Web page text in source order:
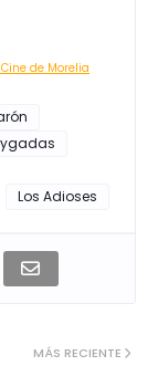
de Morelia
Los Adioses
MÁS RECIENTE